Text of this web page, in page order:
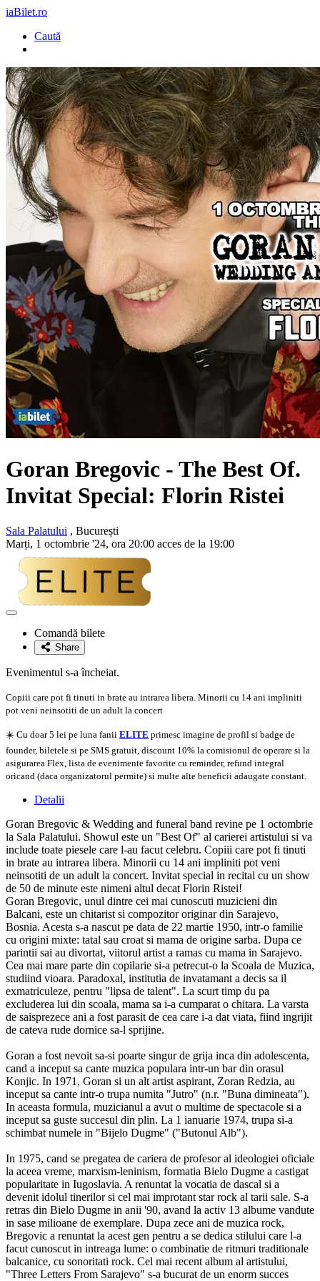
iaBilet.ro
Caută
Goran Bregovic - The Best Of.
Invitat Special: Florin Ristei
Sala Palatului , București
Marți, 1 octombrie '24, ora 20:00 acces de la 19:00
Adaugă
favoriteComandă bilete
Share
Evenimentul s-a încheiat.
Copiii care pot fi tinuti in brate au intrarea libera. Minorii cu 14 ani impliniti
pot veni neinsotiti de un adult la concert
☀️ Cu doar 5 lei pe luna fanii ELITE primesc imagine de profil si badge de
founder, biletele si pe SMS gratuit, discount 10% la comisionul de operare si la
asigurarea Flex, lista de evenimente favorite cu reminder, refund integral
oricand (daca organizatorul permite) si multe alte beneficii adaugate constant.
Detalii
Goran Bregovic & Wedding and funeral band revine pe 1 octombrie
la Sala Palatului. Showul este un "Best Of" al carierei artistului si va
include toate piesele care l-au facut celebru. Copiii care pot fi tinuti
in brate au intrarea libera. Minorii cu 14 ani impliniti pot veni
neinsotiti de un adult la concert. Invitat special in recital cu un show
de 50 de minute este nimeni altul decat Florin Ristei!
Goran Bregovic, unul dintre cei mai cunoscuti muzicieni din
Balcani, este un chitarist si compozitor originar din Sarajevo,
Bosnia. Acesta s-a nascut pe data de 22 martie 1950, intr-o familie
cu origini mixte: tatal sau croat si mama de origine sarba. Dupa ce
parintii sai au divortat, viitorul artist a ramas cu mama in Sarajevo.
Cea mai mare parte din copilarie si-a petrecut-o la Scoala de Muzica,
studiind vioara. Paradoxal, institutia de invatamant a decis sa il
exmatriculeze, pentru "lipsa de talent". La scurt timp du pa
excluderea lui din scoala, mama sa i-a cumparat o chitara. La varsta
de saisprezece ani a fost parasit de cea care i-a dat viata, fiind ingrijit
de cateva rude dornice sa-l sprijine.
Goran a fost nevoit sa-si poarte singur de grija inca din adolescenta,
cand a inceput sa cante muzica populara intr-un bar din orasul
Konjic. In 1971, Goran si un alt artist aspirant, Zoran Redzia, au
inceput sa cante intr-o trupa numita "Jutro" (n.r. "Buna dimineata").
In aceasta formula, muzicianul a avut o multime de spectacole si a
inceput sa guste succesul din plin. La 1 ianuarie 1974, trupa si-a
schimbat numele in "Bijelo Dugme" ("Butonul Alb").
In 1975, cand se pregatea de cariera de profesor al ideologiei oficiale
la aceea vreme, marxism-leninism, formatia Bielo Dugme a castigat
popularitate in Iugoslavia. A renuntat la vocatia de dascal si a
devenit idolul tinerilor si cel mai improtant star rock al tarii sale. S-a
retras din Bielo Dugme in anii '90, avand la activ 13 albume vandute
in sase milioane de exemplare. Dupa zece ani de muzica rock,
Bregovic a renuntat la acest gen pentru a se dedica stilului care l-a
facut cunoscut in intreaga lume: o combinatie de ritmuri traditionale
balcanice, cu sonoritati rock. Cel mai recent album al artistului,
"Three Letters From Sarajevo" s-a bucurat de un enorm succes